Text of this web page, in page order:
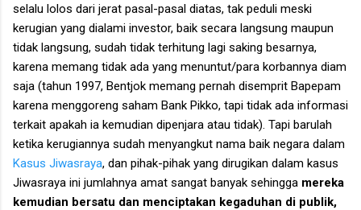
selalu lolos dari jerat pasal-pasal diatas, tak peduli meski
kerugian yang dialami investor, baik secara langsung maupun
tidak langsung, sudah tidak terhitung lagi saking besarnya,
karena memang tidak ada yang menuntut/para korbannya diam
saja (tahun 1997, Bentjok memang pernah disemprit Bapepam
karena menggoreng saham Bank Pikko, tapi tidak ada informasi
terkait apakah ia kemudian dipenjara atau tidak). Tapi barulah
ketika kerugiannya sudah menyangkut nama baik negara dalam
Kasus Jiwasraya, dan pihak-pihak yang dirugikan dalam kasus
Jiwasraya ini jumlahnya amat sangat banyak sehingga mereka
kemudian bersatu dan menciptakan kegaduhan di publik,